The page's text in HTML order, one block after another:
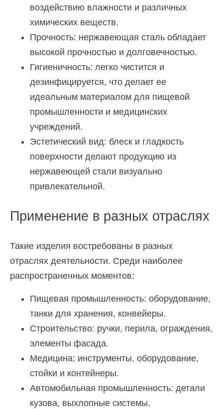
воздействию влажности и различных
химических веществ.
Прочность: нержавеющая сталь обладает
высокой прочностью и долговечностью.
Гигиеничность: легко чистится и
дезинфицируется, что делает ее
идеальным материалом для пищевой
промышленности и медицинских
учреждений.
Эстетический вид: блеск и гладкость
поверхности делают продукцию из
нержавеющей стали визуально
привлекательной.
Применение в разных отраслях
Такие изделия востребованы в разных
отраслях деятельности. Среди наиболее
распространенных моментов:
Пищевая промышленность: оборудование,
танки для хранения, конвейеры.
Строительство: ручки, перила, ограждения,
элементы фасада.
Медицина: инструменты, оборудование,
стойки и контейнеры.
Автомобильная промышленность: детали
кузова, выхлопные системы.